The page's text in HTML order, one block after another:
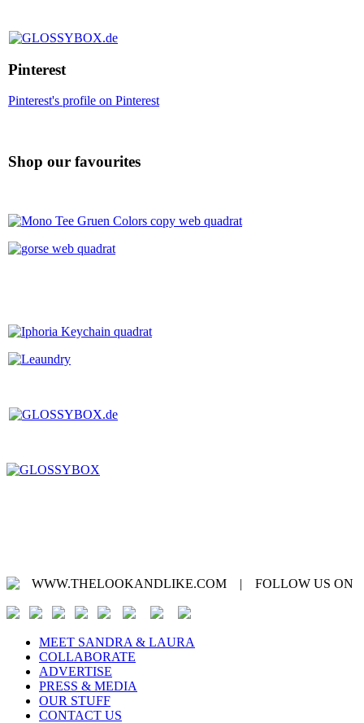
Pinterest
Pinterest's profile on Pinterest
Shop our favourites
WWW.THELOOKANDLIKE.COM | FOLLOW US ON
MEET SANDRA & LAURA
COLLABORATE
ADVERTISE
PRESS & MEDIA
OUR STUFF
CONTACT US